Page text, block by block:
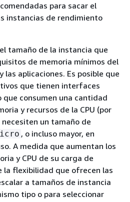
para sacar el
instancias de rendimiento
tamaño de la instancia que
de memoria mínimos del
las aplicaciones. Es posible que
que tienen interfaces
que consumen una cantidad
y recursos de la CPU (por
un tamaño de
, o incluso mayor, en
A medida que aumentan los
y CPU de su carga de
la flexibilidad que ofrecen las
a tamaños de instancia
tipo o para seleccionar